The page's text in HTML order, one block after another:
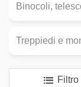
Binocoli,
Treppiedi e
Filtro